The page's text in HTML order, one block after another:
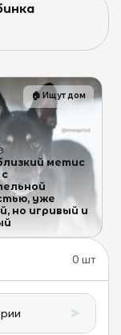
0 шт
метис
уже
но игривый и
🏠 Ищут дом